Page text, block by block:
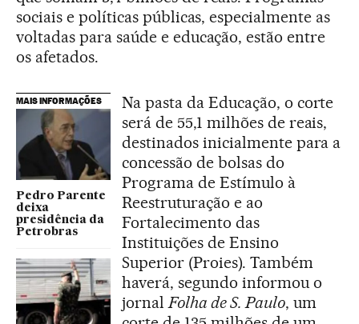
sociais e políticas públicas, especialmente as
voltadas para saúde e educação, estão entre
os afetados.
MAIS INFORMAÇÕES
Pedro Parente
deixa
presidência da
Petrobras
Na pasta da Educação, o corte
será de 55,1 milhões de reais,
destinados inicialmente para a
concessão de bolsas do
Programa de Estímulo à
Reestruturação e ao
Fortalecimento das
Instituições de Ensino
Superior (Proies). Também
haverá, segundo informou o
jornalFolha de S. Paulo, um